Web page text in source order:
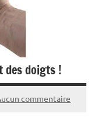
des doigts !
commentaire